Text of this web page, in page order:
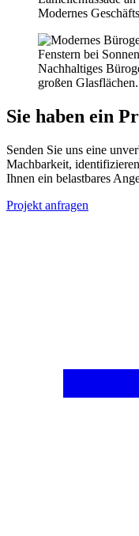
Modernes
Nachhaltiges
großen Glasflächen.
Sie haben ein
Senden Sie uns eine
Machbarkeit,
Ihnen ein belastbares
Projekt anfragen